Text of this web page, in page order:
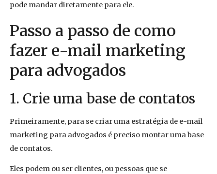
pode mandar diretamente para ele.
Passo a passo de como
fazer e-mail marketing
para advogados
1. Crie uma base de contatos
Primeiramente, para se criar uma estratégia de e-mail
marketing para advogados é preciso montar uma base
de contatos.
Eles podem ou ser clientes, ou pessoas que se